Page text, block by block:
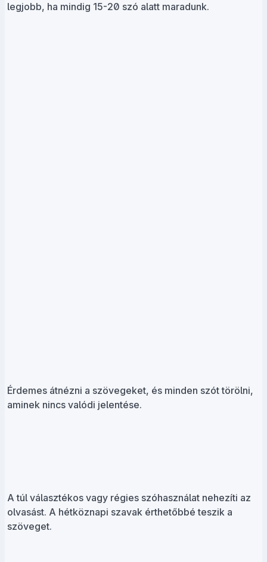
legjobb, ha mindig 15-20 szó alatt maradunk.
Érdemes átnézni a szövegeket, és minden szót törölni,
aminek nincs valódi jelentése.
A túl választékos vagy régies szóhasználat nehezíti az
olvasást. A hétköznapi szavak érthetőbbé teszik a
szöveget.